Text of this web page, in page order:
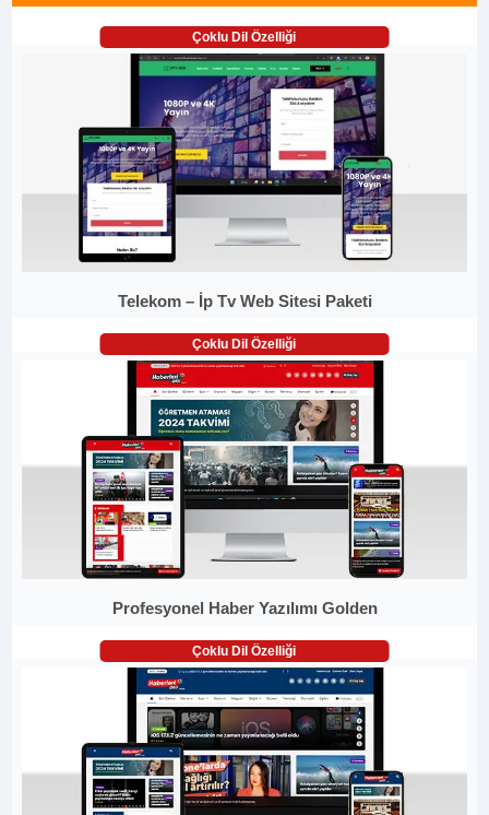
Çoklu Dil Özelliği
Telekom – İp Tv Web Sitesi Paketi
Çoklu Dil Özelliği
Profesyonel Haber Yazılımı Golden
Çoklu Dil Özelliği